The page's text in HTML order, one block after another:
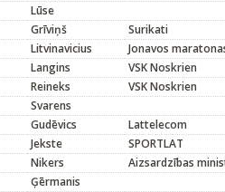
Lūse
Grīviņš
Surikati
Litvinavicius
Jonavos
Langins
VSK Noskrien
Reineks
VSK Noskrien
Svarens
Gudēvics
Lattelecom
Jekste
SPORTLAT
Nikers
Aizsardzības
Ģērmanis